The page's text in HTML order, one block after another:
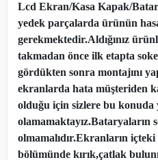
Lcd Ekran/Kasa Kapak/
yedek parçalarda ürünün
gerekmektedir.Aldığınız
takmadan önce ilk etapta
gördükten sonra montajını
ekranlarda hata müşteriden
olduğu için sizlere bu konuda
olamamaktayız.Bataryaların
olmamalıdır.Ekranların içteki
bölümünde kırık,çatlak